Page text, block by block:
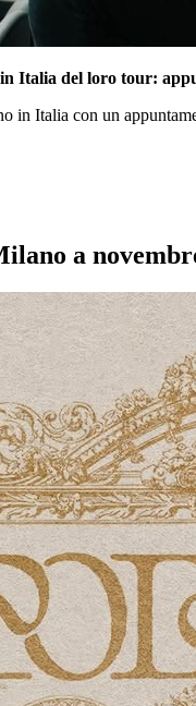
Italia del loro tour:
in Italia con un
a